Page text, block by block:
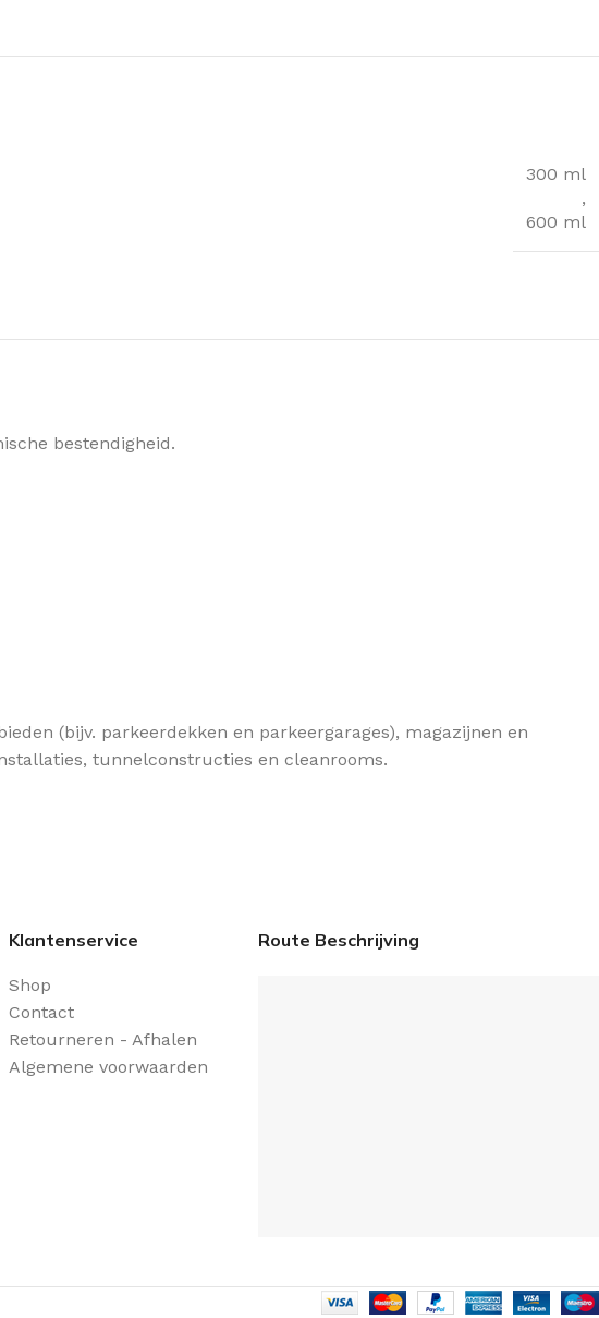
300 ml
,
600 ml
bestendigheid.
(bijv. parkeerdekken en parkeergarages), magazijnen en
tunnelconstructies en cleanrooms.
Klantenservice
Shop
Contact
Retourneren - Afhalen
Algemene voorwaarden
Route Beschrijving